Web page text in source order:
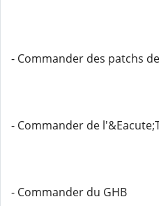
- Commander des patchs
- Commander de
- Commander du GHB